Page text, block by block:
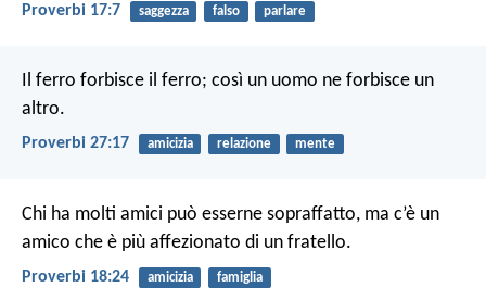
Proverbi 17:7 saggezza falso parlare
Il ferro forbisce il ferro; così un uomo ne forbisce un
altro.
Proverbi 27:17 amicizia relazione mente
Chi ha molti amici può esserne sopraffatto, ma c’è un
amico che è più affezionato di un fratello.
Proverbi 18:24 amicizia famiglia